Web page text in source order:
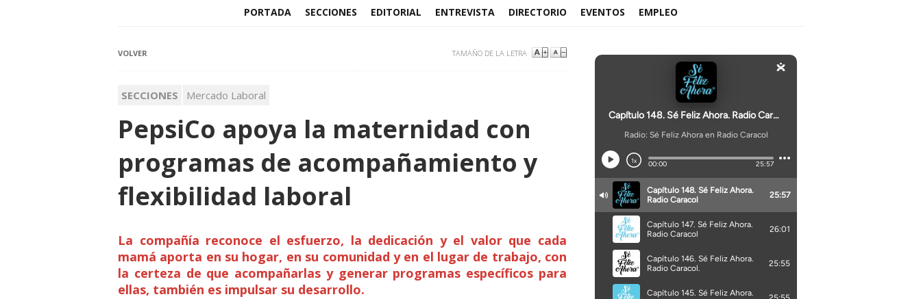
PORTADA SECCIONES EDITORIAL ENTREVISTA DIRECTORIO EVENTOS EMPLEO
VOLVER TAMAÑO DE LA LETRA
SECCIONES Mercado Laboral
PepsiCo apoya la maternidad con
programas de acompañamiento y
flexibilidad laboral
La compañía reconoce el esfuerzo, la dedicación y el valor que cada
mamá aporta en su hogar, en su comunidad y en el lugar de trabajo, con
la certeza de que acompañarlas y generar programas específicos para
ellas, también es impulsar su desarrollo.